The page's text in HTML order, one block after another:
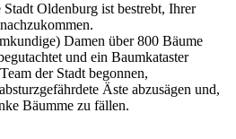
Oldenburg ist bestrebt, Ihrer
Damen über 800 Bäume
und ein Baumkataster
der Stadt begonnen,
Äste abzusägen und,
Bäumme zu fällen.